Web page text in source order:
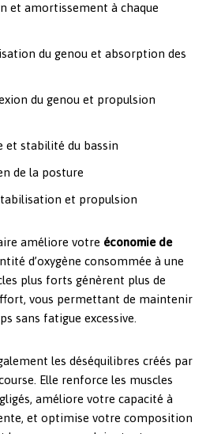
et amortissement à chaque
du genou et absorption des
du genou et propulsion
et stabilité du bassin
de la posture
et propulsion
améliore votre économie de
d’oxygène consommée à une
plus forts génèrent plus de
vous permettant de maintenir
sans fatigue excessive.
les déséquilibres créés par
Elle renforce les muscles
améliore votre capacité à
et optimise votre composition